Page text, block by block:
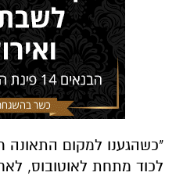
"כשהגענו למקום התאונה
לכוד מתחת לאוטובוס,